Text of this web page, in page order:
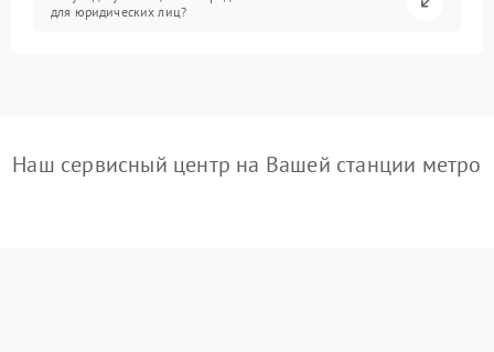
для юридических лиц?
Наш сервисный центр на Вашей станции метро